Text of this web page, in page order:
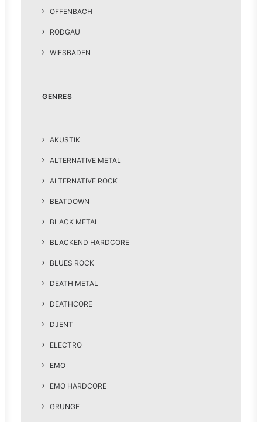
OFFENBACH
RODGAU
WIESBADEN
GENRES
AKUSTIK
ALTERNATIVE METAL
ALTERNATIVE ROCK
BEATDOWN
BLACK METAL
BLACKEND HARDCORE
BLUES ROCK
DEATH METAL
DEATHCORE
DJENT
ELECTRO
EMO
EMO HARDCORE
GRUNGE